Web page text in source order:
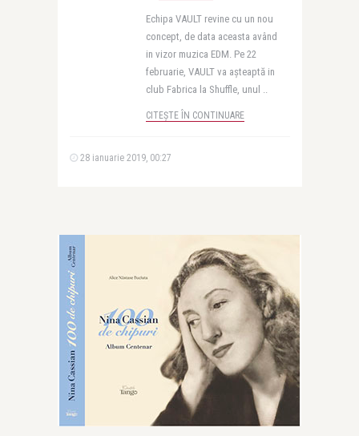
Echipa VAULT revine cu un nou
concept, de data aceasta având
in vizor muzica EDM. Pe 22
februarie, VAULT va așteaptă in
club Fabrica la Shuffle, unul ..
CITEȘTE ÎN CONTINUARE
28 ianuarie 2019, 00:27